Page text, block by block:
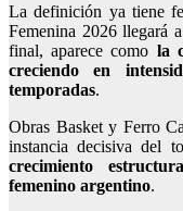
La definición ya tiene
Femenina 2026 llegará
final, aparece como la
creciendo en
temporadas.
Obras Basket y Ferro
instancia decisiva del
crecimiento
femenino argentino.